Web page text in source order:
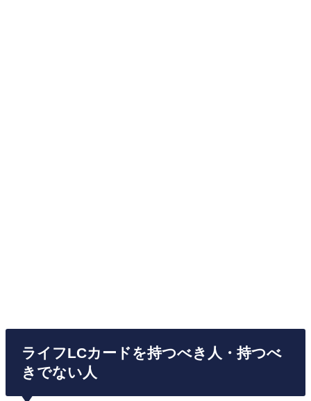
ライフLCカードを持つべき人・持つべ
きでない人